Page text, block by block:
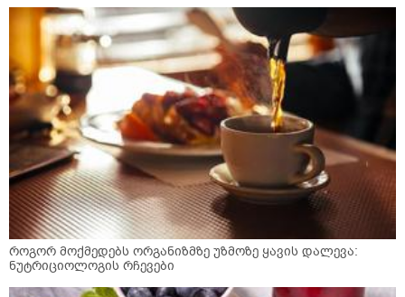
როგორ მოქმედებს ორგანიზმზე უზმოზე ყავის დალევა:
ნუტრიციოლოგის რჩევები